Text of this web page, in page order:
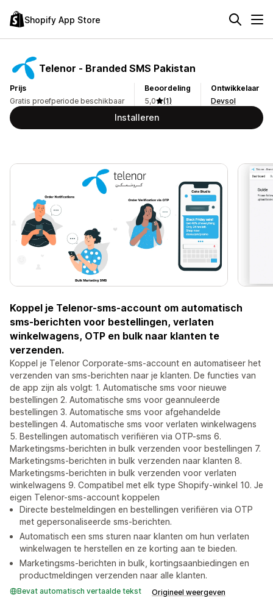
Shopify App Store
Telenor ‑ Branded SMS Pakistan
Prijs
Gratis proefperiode beschikbaar
Beoordeling
5,0
(1)
Ontwikkelaar
Devsol
Installeren
Koppel je Telenor-sms-account om automatisch
sms-berichten voor bestellingen, verlaten
winkelwagens, OTP en bulk naar klanten te
verzenden.
Koppel je Telenor Corporate-sms-account en automatiseer het
verzenden van sms-berichten naar je klanten. De functies van
de app zijn als volgt: 1. Automatische sms voor nieuwe
bestellingen 2. Automatische sms voor geannuleerde
bestellingen 3. Automatische sms voor afgehandelde
bestellingen 4. Automatische sms voor verlaten winkelwagens
5. Bestellingen automatisch verifiëren via OTP-sms 6.
Marketingsms-berichten in bulk verzenden voor bestellingen 7.
Marketingsms-berichten in bulk verzenden naar klanten 8.
Marketingsms-berichten in bulk verzenden voor verlaten
winkelwagens 9. Compatibel met elk type Shopify-winkel 10. Je
eigen Telenor-sms-account koppelen
Directe bestelmeldingen en bestellingen verifiëren via OTP
met gepersonaliseerde sms-berichten.
Automatisch een sms sturen naar klanten om hun verlaten
winkelwagen te herstellen en ze korting aan te bieden.
Marketingsms-berichten in bulk, kortingsaanbiedingen en
productmeldingen verzenden naar alle klanten.
Bevat automatisch vertaalde tekst Origineel weergeven